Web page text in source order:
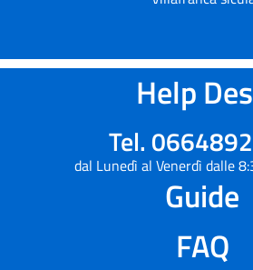
Help
Tel.
dal Lunedì al Venerdì dalle
Guide
FAQ